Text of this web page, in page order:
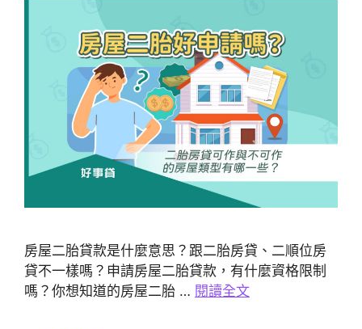
房屋二胎貸款是什麼意思？跟二胎房貸、二順位房
貸不一樣嗎？申請房屋二胎貸款，有什麼資格限制
嗎？你想知道的房屋二胎 … 閱讀全文